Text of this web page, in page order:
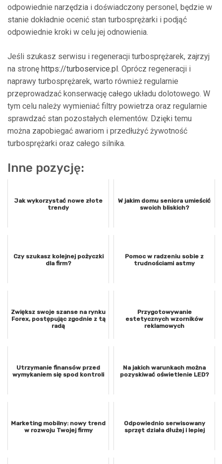
odpowiednie narzędzia i doświadczony personel, będzie w
stanie dokładnie ocenić stan turbosprężarki i podjąć
odpowiednie kroki w celu jej odnowienia.
Jeśli szukasz serwisu i regeneracji turbosprężarek, zajrzyj
na stronę https://turboservice.pl. Oprócz regeneracji i
naprawy turbosprężarek, warto również regularnie
przeprowadzać konserwację całego układu dolotowego. W
tym celu należy wymieniać filtry powietrza oraz regularnie
sprawdzać stan pozostałych elementów. Dzięki temu
można zapobiegać awariom i przedłużyć żywotność
turbosprężarki oraz całego silnika.
Inne pozycję:
Jak wykorzystać nowe złote
trendy
W jakim domu seniora umieścić
swoich bliskich?
Czy szukasz kolejnej pożyczki
dla firm?
Pomoc w radzeniu sobie z
trudnościami astmy
Zwiększ swoje szanse na rynku
Forex, postępując zgodnie z tą
radą
Przygotowywanie
estetycznych wzorników
reklamowych
Utrzymanie finansów przed
wymykaniem się spod kontroli
Na jakich warunkach można
pozyskiwać oświetlenie LED?
Marketing mobilny: nowy trend
w rozwoju Twojej firmy
Odpowiednio serwisowany
sprzęt działa dłużej i lepiej